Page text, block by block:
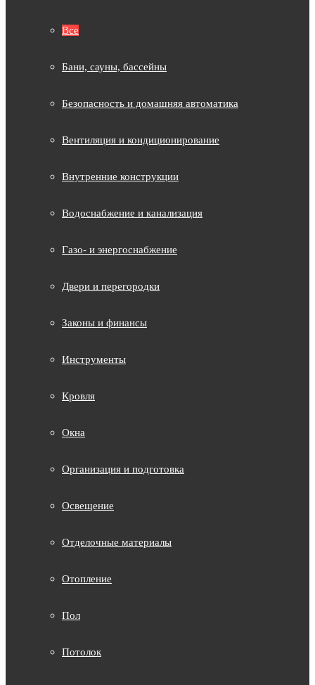
Все
Бани, сауны, бассейны
Безопасность и домашняя автоматика
Вентиляция и кондиционирование
Внутренние конструкции
Водоснабжение и канализация
Газо- и энергоснабжение
Двери и перегородки
Законы и финансы
Инструменты
Кровля
Окна
Организация и подготовка
Освещение
Отделочные материалы
Отопление
Пол
Потолок